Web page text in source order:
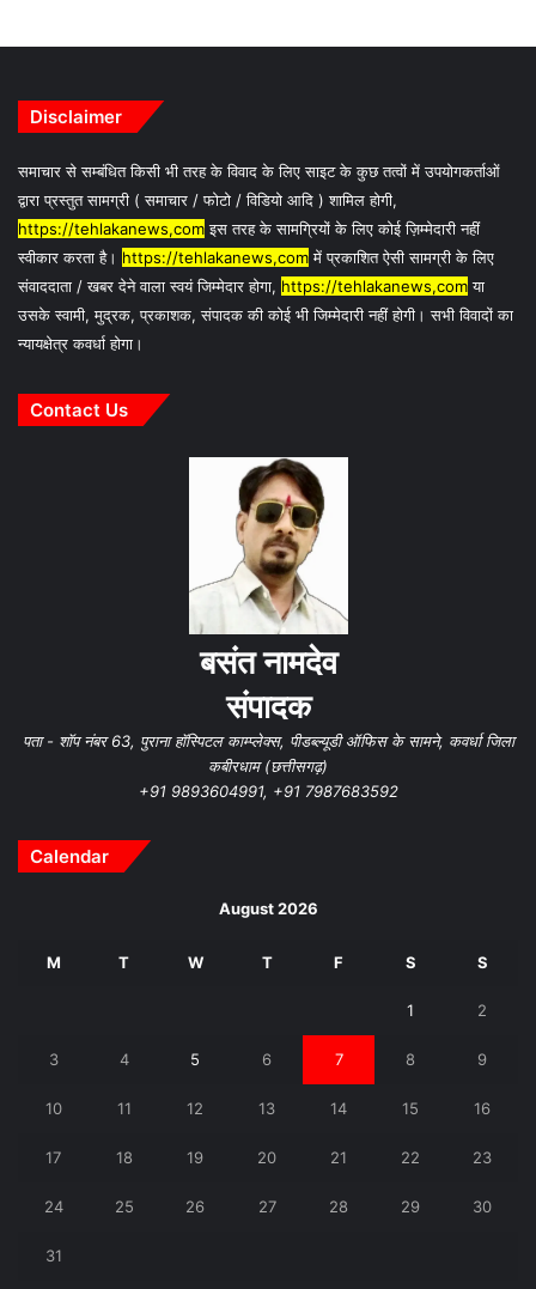
Disclaimer
समाचार से सम्बंधित किसी भी तरह के विवाद के लिए साइट के कुछ तत्वों में उपयोगकर्ताओं
द्वारा प्रस्तुत सामग्री ( समाचार / फोटो / विडियो आदि ) शामिल होगी,
https://tehlakanews,comइस तरह के सामग्रियों के लिए कोई ज़िम्मेदारी नहीं
स्वीकार करता है। https://tehlakanews,comमें प्रकाशित ऐसी सामग्री के लिए
संवाददाता / खबर देने वाला स्वयं जिम्मेदार होगा, https://tehlakanews,comया
उसके स्वामी, मुद्रक, प्रकाशक, संपादक की कोई भी जिम्मेदारी नहीं होगी। सभी विवादों का
न्यायक्षेत्र कवर्धा होगा।
Contact Us
बसंत नामदेव
संपादक
पता - शॉप नंबर 63, पुराना हॉस्पिटल काम्प्लेक्स, पीडब्ल्यूडी ऑफिस के सामने, कवर्धा जिला
कबीरधाम (छत्तीसगढ़)
+91 9893604991, +91 7987683592
Calendar
August 2026
M T W T F S S
1 2
3 4 5 6 7 8 9
10 11 12 13 14 15 16
17 18 19 20 21 22 23
24 25 26 27 28 29 30
31